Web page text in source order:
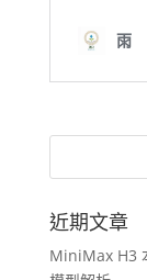
近期文章
MiniMax H3